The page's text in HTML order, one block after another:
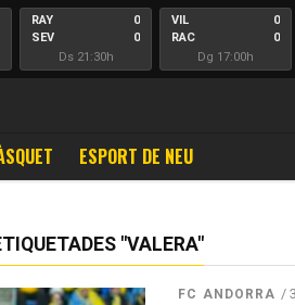
RAY
SEV
0
0
Ds 21:30h
VIL
RAC
0
0
Dg 17:00h
ESPORT DE NEU
"VALERA"
FC ANDORRA /